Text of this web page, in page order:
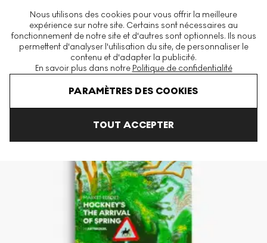
Nous utilisons des cookies pour vous offrir la meilleure
expérience sur notre site. Certains sont nécessaires au
fonctionnement de notre site et d'autres sont optionnels. Ils nous
permettent d'analyser l'utilisation du site, de personnaliser le
contenu et d'adapter la publicité.
En savoir plus dans notre Politique de confidentialité
PARAMÈTRES DES COOKIES
TOUT ACCEPTER
La plus grande plateforme mondiale d'estampes et éditions
modernes et contemporaines
Arrivee Du Printemps Rapport Marche